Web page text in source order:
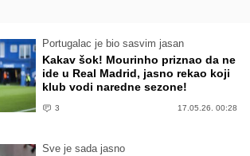
Portugalac je bio sasvim jasan
Kakav šok! Mourinho priznao da ne
ide u Real Madrid, jasno rekao koji
klub vodi naredne sezone!
3 17.05.26. 00:28
Sve je sada jasno